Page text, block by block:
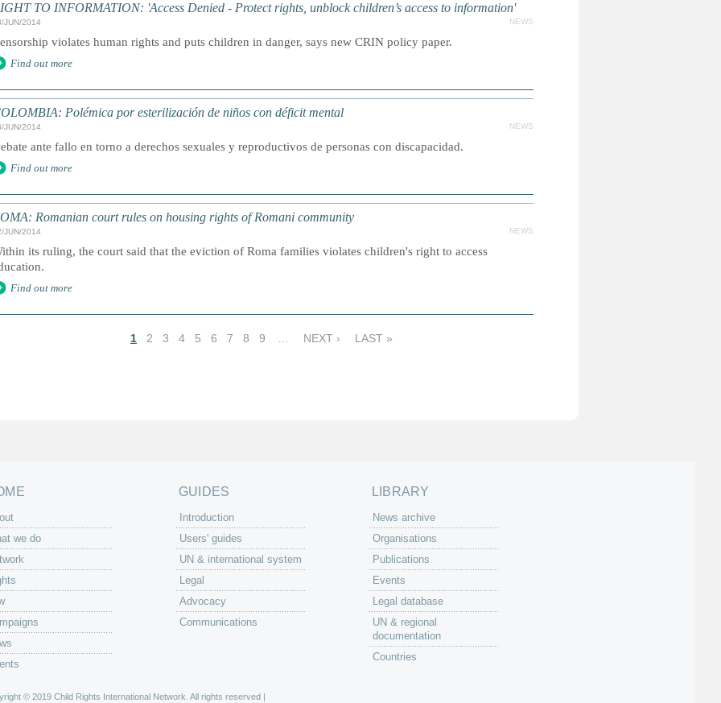
TO INFORMATION: 'Access Denied - Protect rights, unblock children’s access to information'
JUN/2014 NEWS
violates human rights and puts children in danger, says new CRIN policy paper.
Find out more
Polémica por esterilización de niños con déficit mental
JUN/2014 NEWS
ante fallo en torno a derechos sexuales y reproductivos de personas con discapacidad.
Find out more
Romanian court rules on housing rights of Romani community
JUN/2014 NEWS
its ruling, the court said that the eviction of Roma families violates children's right to access
Find out more
1 2 3 4 5 6 7 8 9 NEXT › LAST »
we do
GUIDES
Introduction
Users' guides
UN & international system
Legal
Advocacy
Communications
LIBRARY
News archive
Organisations
Publications
Events
Legal database
UN & regional
documentation
Countries
© 2019 Child Rights International Network. All rights reserved |